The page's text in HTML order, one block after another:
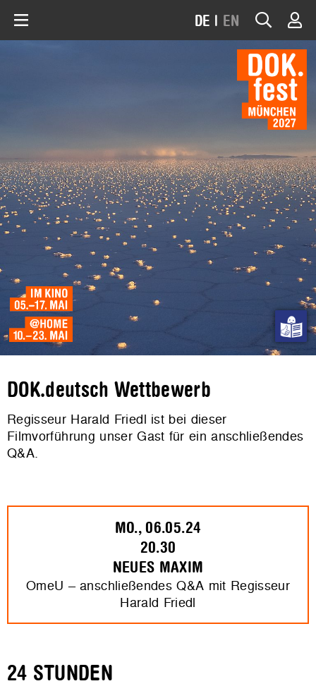
DE | EN
DOK.deutsch Wettbewerb
Regisseur Harald Friedl ist bei dieser
Filmvorführung unser Gast für ein anschließendes
Q&A.
MO., 06.05.24
20.30
NEUES MAXIM
OmeU – anschließendes Q&A mit Regisseur
Harald Friedl
24 STUNDEN